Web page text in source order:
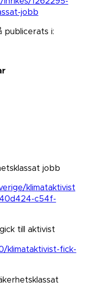
jobb
publicerats i:
jobb
klimataktivist
c54f-
till aktivist
klimataktivist-fick-